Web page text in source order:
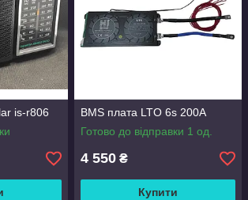
is-r806
BMS плата LTO 6s 200A
Готово до відправки 1 од.
4 550 ₴
Купити